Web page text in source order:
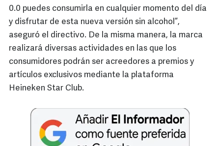
0.0 puedes consumirla en cualquier momento del día
y disfrutar de esta nueva versión sin alcohol”,
aseguró el directivo. De la misma manera, la marca
realizará diversas actividades en las que los
consumidores podrán ser acreedores a premios y
artículos exclusivos mediante la plataforma
Heineken Star Club.